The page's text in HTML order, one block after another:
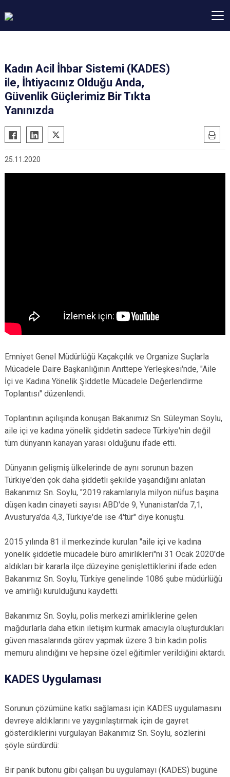
Kadın Acil İhbar Sistemi (KADES)
ile, İhtiyacınız Olduğu Anda,
Güvenlik Güçlerimiz Bir Tıkta
Yanınızda
25.11.2020
Emniyet Genel Müdürlüğü Kaçakçılık ve Organize Suçlarla
Mücadele Daire Başkanlığının Anıttepe Yerleşkesi'nde, "Aile
İçi ve Kadına Yönelik Şiddetle Mücadele Değerlendirme
Toplantısı" düzenlendi.
Toplantının açılışında konuşan Bakanımız Sn. Süleyman Soylu,
aile içi ve kadına yönelik şiddetin sadece Türkiye'nin değil
tüm dünyanın kanayan yarası olduğunu ifade etti.
Dünyanın gelişmiş ülkelerinde de aynı sorunun bazen
Türkiye'den çok daha şiddetli şekilde yaşandığını anlatan
Bakanımız Sn. Soylu, "2019 rakamlarıyla milyon nüfus başına
düşen kadın cinayeti sayısı ABD'de 9, Yunanistan'da 7,1,
Avusturya'da 4,3, Türkiye'de ise 4'tür" diye konuştu.
2015 yılında 81 il merkezinde kurulan "aile içi ve kadına
yönelik şiddetle mücadele büro amirlikleri"ni 31 Ocak 2020'de
aldıkları bir kararla ilçe düzeyine genişlettiklerini ifade eden
Bakanımız Sn. Soylu, Türkiye genelinde 1086 şube müdürlüğü
ve amirliği kurulduğunu kaydetti.
Bakanımız Sn. Soylu, polis merkezi amirliklerine gelen
mağdurlarla daha etkin iletişim kurmak amacıyla oluşturdukları
güven masalarında görev yapmak üzere 3 bin kadın polis
memuru alındığını ve hepsine özel eğitimler verildiğini aktardı.
KADES Uygulaması
Sorunun çözümüne katkı sağlaması için KADES uygulamasını
devreye aldıklarını ve yaygınlaştırmak için de gayret
gösterdiklerini vurgulayan Bakanımız Sn. Soylu, sözlerini
şöyle sürdürdü:
Bir panik butonu gibi çalışan bu uygulamayı (KADES) bugüne